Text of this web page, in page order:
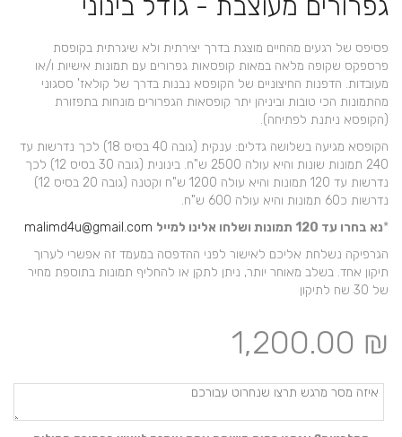
פסיפס של רגעים מהחיים מוצגת בדרך יצירתית ולא שיגרתית בקופסת
פרספקס שקופה מלאה במאות קופסאות גפרורים עם תמונות אישיות ו/או
מעובדות. הדפנות החיצוניים של הקופסא נבנות בדרך של קולאז' ססגוני
מהתמונות הכי טובות וביניהן יתר קופסאות הגפרורים מונחות בתפזורת
(הקופסא ניתנת לפתיחה).
הקופסא מגיעה בשלושה גדלים: ענקית (גובה 40 בסיס 18) לכך נדרשות עד
240 תמונות שונות והיא עולה 2500 ש"ח. בינונית (גובה 30 בסיס 12) לכך
נדרשות עד 120 תמונות והיא עולה 1200 ש"ח וקטנה (גובה 20 בסיס 12)
נדרשות כ60 תמונות והיא עולה 600 ש"ח.
*נא בחרו עד 120 תמונות ושלחו אלינו למייל
malimd4u@gmail.com
הגרפיקה נשלחת אליכם לאישור לפני ההדפסה במעמד זה אפשרי לערוך
תיקון אחד. בשלב מאוחר יותר, ניתן לתקן או להחליף תמונות בתוספת מחיר
של 30 שח לתיקון
1,200.00 ₪